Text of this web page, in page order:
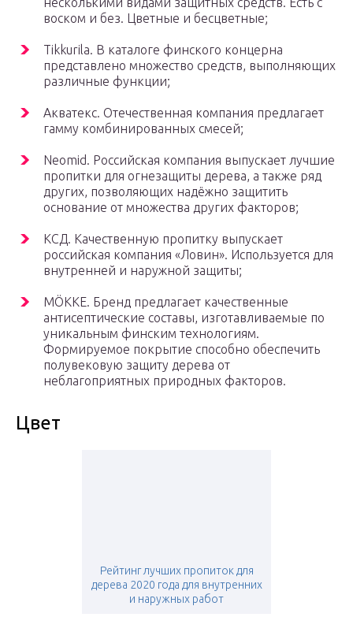
воском и без. Цветные и бесцветные;
Tikkurila. В каталоге финского концерна
представлено множество средств, выполняющих
различные функции;
Акватекс. Отечественная компания предлагает
гамму комбинированных смесей;
Neomid. Российская компания выпускает лучшие
пропитки для огнезащиты дерева, а также ряд
других, позволяющих надёжно защитить
основание от множества других факторов;
КСД. Качественную пропитку выпускает
российская компания «Ловин». Используется для
внутренней и наружной защиты;
MÖKKE. Бренд предлагает качественные
антисептические составы, изготавливаемые по
уникальным финским технологиям.
Формируемое покрытие способно обеспечить
полувековую защиту дерева от
неблагоприятных природных факторов.
Цвет
Рейтинг лучших пропиток для
дерева 2020 года для внутренних
и наружных работ